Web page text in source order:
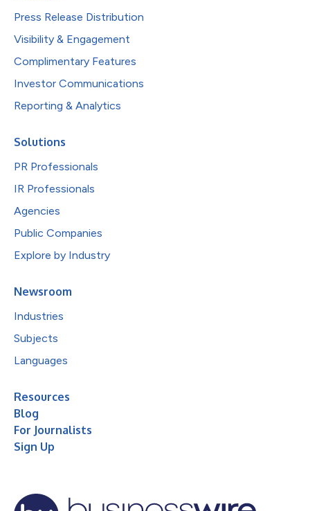
Press Release Distribution
Visibility & Engagement
Complimentary Features
Investor Communications
Reporting & Analytics
Solutions
PR Professionals
IR Professionals
Agencies
Public Companies
Explore by Industry
Newsroom
Industries
Subjects
Languages
Resources
Blog
For Journalists
Sign Up